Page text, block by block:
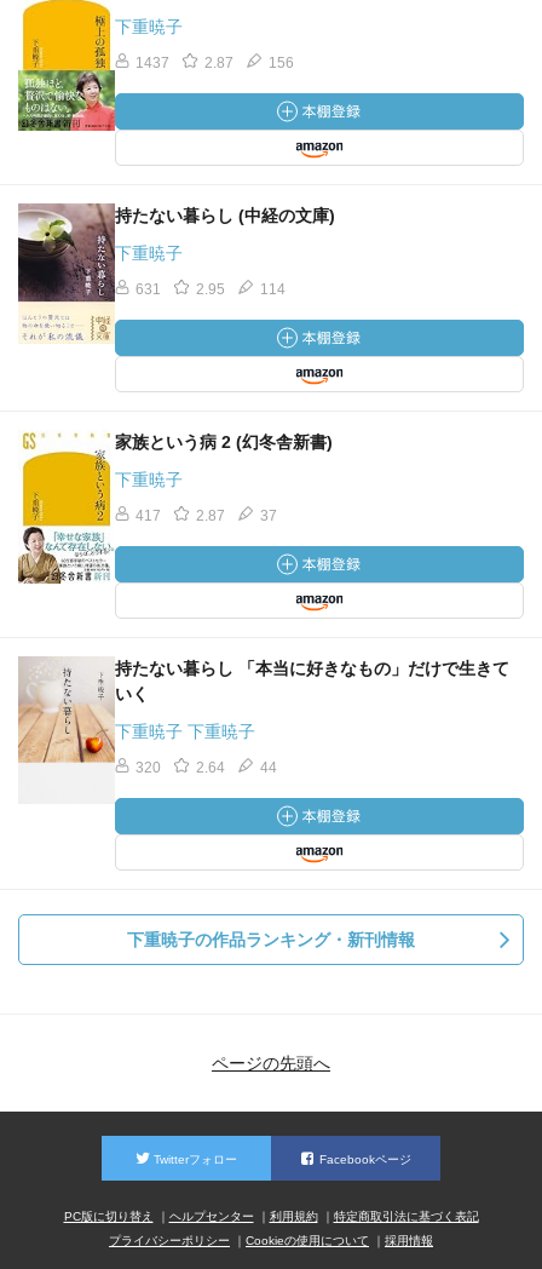
下重暁子
1437 2.87 156
持たない暮らし (中経の文庫)
下重暁子
631 2.95 114
家族という病 2 (幻冬舎新書)
下重暁子
417 2.87 37
持たない暮らし 「本当に好きなもの」だけで生きて
いく
下重暁子 下重暁子
320 2.64 44
下重暁子の作品ランキング・新刊情報
ページの先頭へ
Twitterフォロー Facebookページ
PC版に切り替え ヘルプセンター 利用規約
特定商取引法に基づく表記
プライバシーポリシー
Cookieの使用について 採用情報